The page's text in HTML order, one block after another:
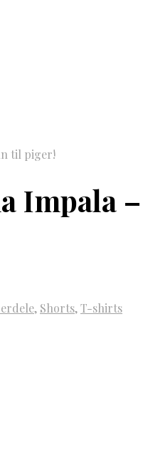
til piger!
Impala
, Shorts, T-shirts